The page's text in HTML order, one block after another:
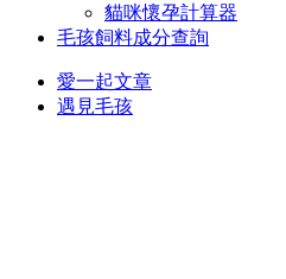
貓咪懷孕計算器
毛孩飼料成分查詢
愛一起文章
遇見毛孩